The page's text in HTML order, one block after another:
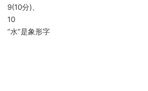
9(10分)、
10
“水”是象形字